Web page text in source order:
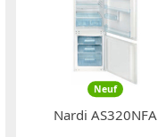
Neuf
Nardi AS320NFA